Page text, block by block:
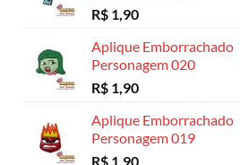
R$ 1,90
Aplique Emborrachado
Personagem 020
R$ 1,90
Aplique Emborrachado
Personagem 019
R$ 1,90